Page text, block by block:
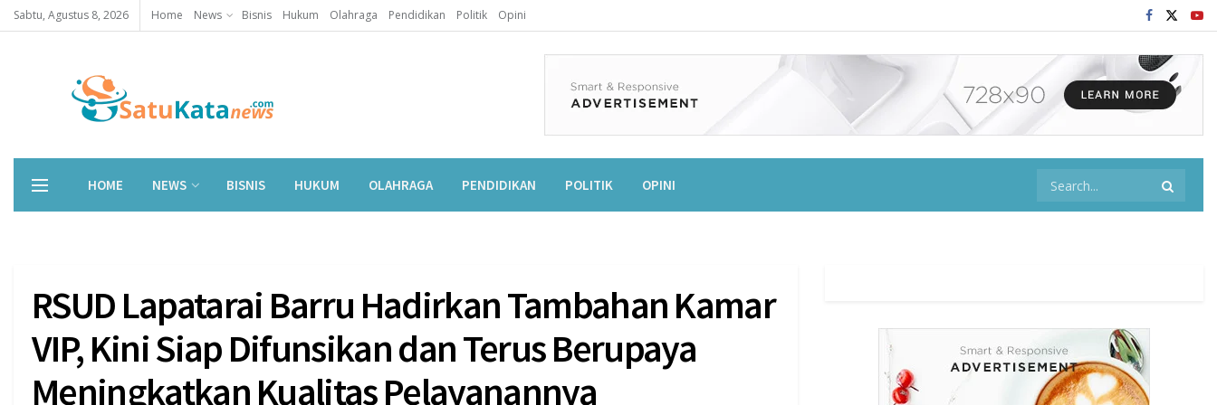
Sabtu, Agustus 8, 2026 Home News Bisnis Hukum Olahraga Pendidikan Politik Opini
HOME NEWS BISNIS HUKUM OLAHRAGA PENDIDIKAN POLITIK OPINI
RSUD Lapatarai Barru Hadirkan Tambahan Kamar
VIP, Kini Siap Difunsikan dan Terus Berupaya
Meningkatkan Kualitas Pelayanannya